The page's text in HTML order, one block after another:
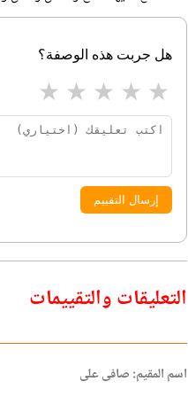
هل جربت هذه الوصفة؟
★ ★ ★ ★ ★
إرسال التقييم
التعليقات والتقييمات
اسم المقيم: صافى على